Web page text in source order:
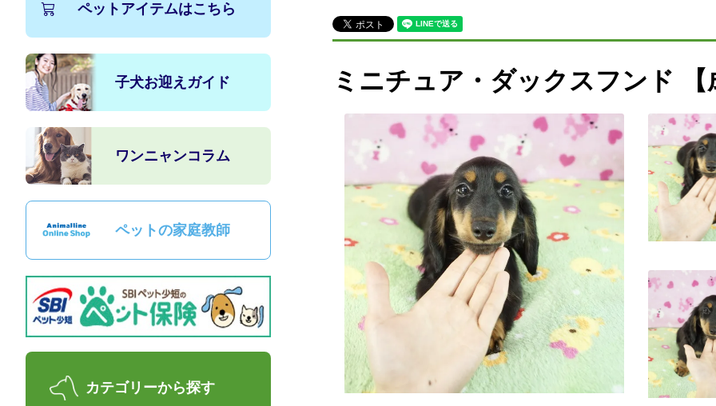
ミニチュア・ダックスフンド 【
ペットアイテムはこちら
子犬お迎えガイド
ワンニャンコラム
ペットの家庭教師
カテゴリーから探す